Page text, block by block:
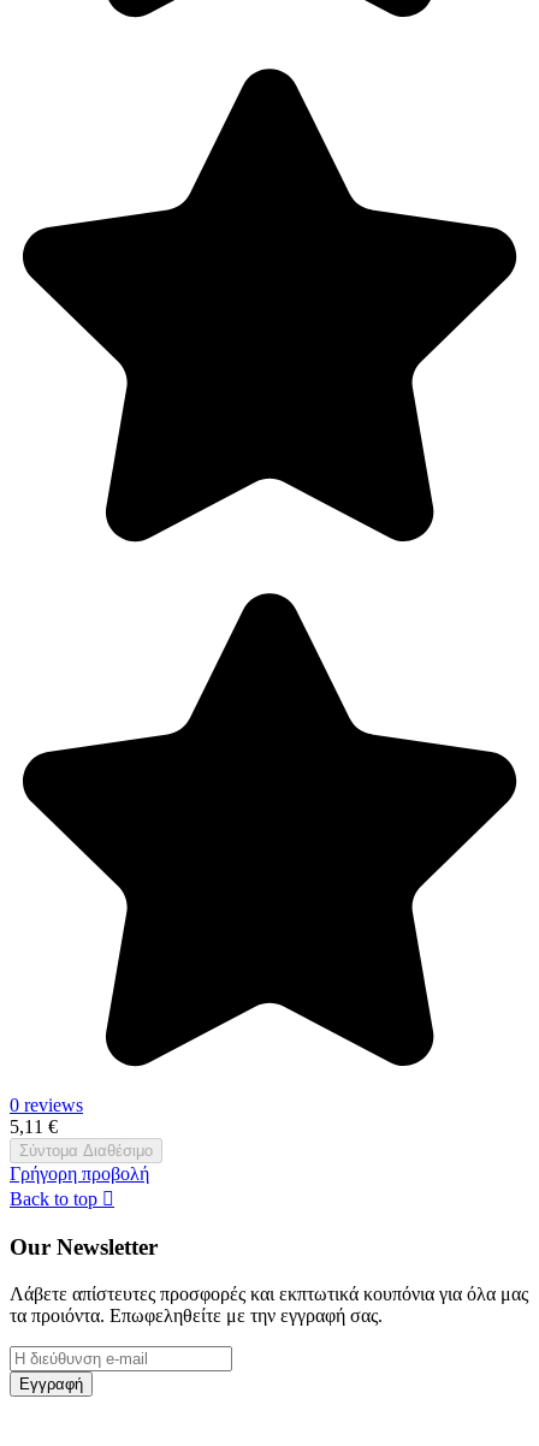
0 reviews
5,11 €
Σύντομα Διαθέσιμο
Γρήγορη προβολή
Back to top 
Our Newsletter
Λάβετε απίστευτες προσφορές και εκπτωτικά κουπόνια για όλα μας
τα προιόντα. Επωφεληθείτε με την εγγραφή σας.